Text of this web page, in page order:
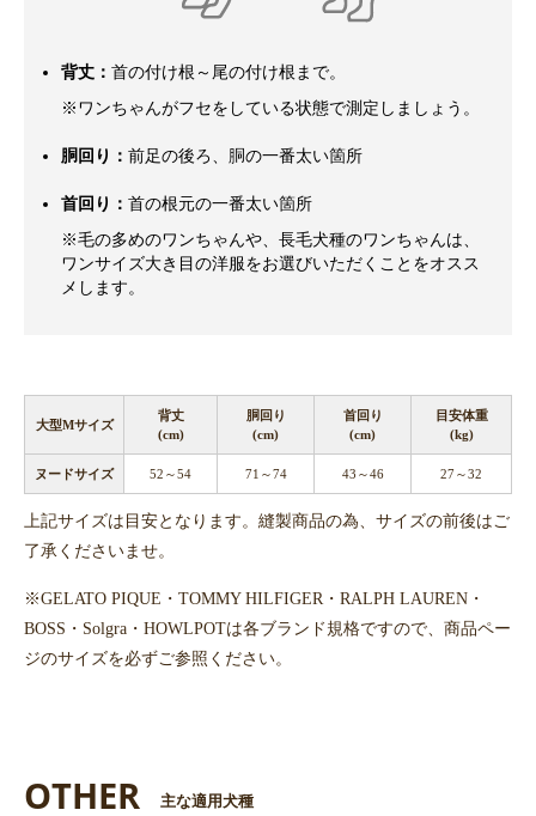
背丈： 首の付け根～尾の付け根まで。
※ワンちゃんがフセをしている状態で測定しましょう。
胴回り： 前足の後ろ、胴の一番太い箇所
首回り： 首の根元の一番太い箇所
※毛の多めのワンちゃんや、長毛犬種のワンちゃんは、
ワンサイズ大き目の洋服をお選びいただくことをオスス
メします。
大型Mサイズ
背丈
(cm)
胴回り
(cm)
首回り
(cm)
目安体重
(kg)
ヌードサイズ 52～54 71～74 43～46 27～32
上記サイズは目安となります。縫製商品の為、サイズの前後はご
了承くださいませ。
※GELATO PIQUE・TOMMY HILFIGER・RALPH LAUREN・
BOSS・Solgra・HOWLPOTは各ブランド規格ですので、商品ペー
ジのサイズを必ずご参照ください。
OTHER 主な適用犬種